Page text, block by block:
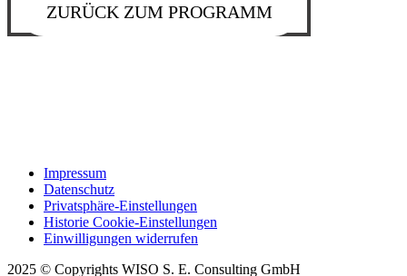
ZURÜCK ZUM PROGRAMM
Impressum
Datenschutz
Privatsphäre-Einstellungen
Historie Cookie-Einstellungen
Einwilligungen widerrufen
2025 © Copyrights WISO S. E. Consulting GmbH